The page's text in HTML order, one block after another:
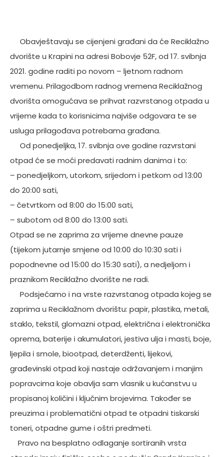
Obavještavaju se cijenjeni građani da će Reciklažno
dvorište u Krapini na adresi Bobovje 52F, od 17. svibnja
2021. godine raditi po novom – ljetnom radnom
vremenu. Prilagodbom radnog vremena Reciklažnog
dvorišta omogućava se prihvat razvrstanog otpada u
vrijeme kada to korisnicima najviše odgovara te se
usluga prilagođava potrebama građana.
Od ponedjeljka, 17. svibnja ove godine razvrstani
otpad će se moći predavati radnim danima i to:
– ponedjeljkom, utorkom, srijedom i petkom od 13:00
do 20:00 sati,
– četvrtkom od 8:00 do 15:00 sati,
– subotom od 8:00 do 13:00 sati.
Otpad se ne zaprima za vrijeme dnevne pauze
(tijekom jutarnje smjene od 10:00 do 10:30 sati i
popodnevne od 15:00 do 15:30 sati), a nedjeljom i
praznikom Reciklažno dvorište ne radi.
Podsjećamo i na vrste razvrstanog otpada kojeg se
zaprima u Reciklažnom dvorištu: papir, plastika, metali,
staklo, tekstil, glomazni otpad, električna i elektronička
oprema, baterije i akumulatori, jestiva ulja i masti, boje,
ljepila i smole, biootpad, deterdženti, lijekovi,
građevinski otpad koji nastaje održavanjem i manjim
popravcima koje obavlja sam vlasnik u kućanstvu u
propisanoj količini i ključnim brojevima. Također se
preuzima i problematični otpad te otpadni tiskarski
toneri, otpadne gume i oštri predmeti.
Pravo na besplatno odlaganje sortiranih vrsta